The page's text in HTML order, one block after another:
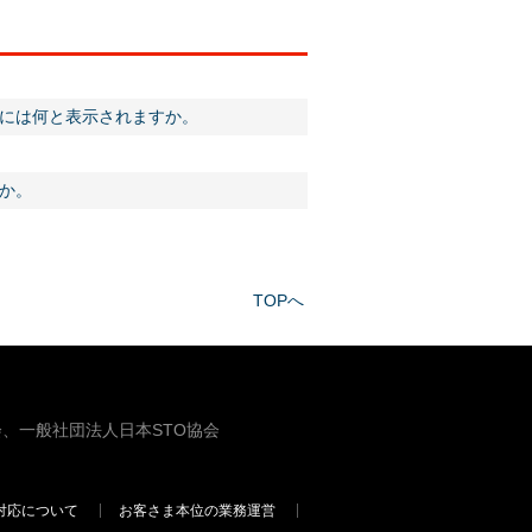
は何と表示されますか。
。
TOPへ
一般社団法人日本STO協会
応について
お客さま本位の業務運営